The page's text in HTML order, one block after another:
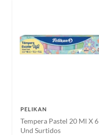
23,5 cm x 1,9 cm x 6 cm
PELIKAN
Tempera Pastel 20 Ml X 6
Und Surtidos